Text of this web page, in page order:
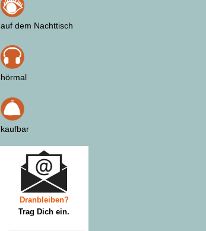
auf dem Nachttisch
hörmal
kaufbar
Dranbleiben?
Trag Dich ein.